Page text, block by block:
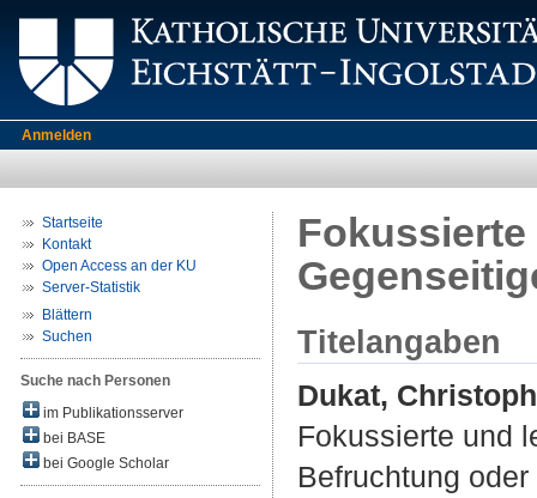
Anmelden
Startseite
Kontakt
Open Access an der KU
Server-Statistik
Blättern
Suchen
Suche nach Personen
im Publikationsserver
bei BASE
bei Google Scholar
Titelangaben
Dukat, Christoph
Fokussierte und
Befruchtung